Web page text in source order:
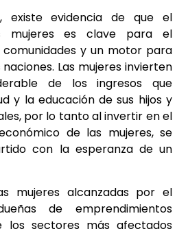
existe evidencia de que el
mujeres es clave para el
y un motor para
Las mujeres invierten
de los ingresos que
y la educación de sus hijos y
por lo tanto al invertir en el
de las mujeres, se
con la esperanza de un
mujeres alcanzadas por el
de emprendimientos
los sectores más afectados